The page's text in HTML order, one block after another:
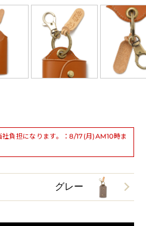
負担になります。：8/17(月)AM10時ま
グレー